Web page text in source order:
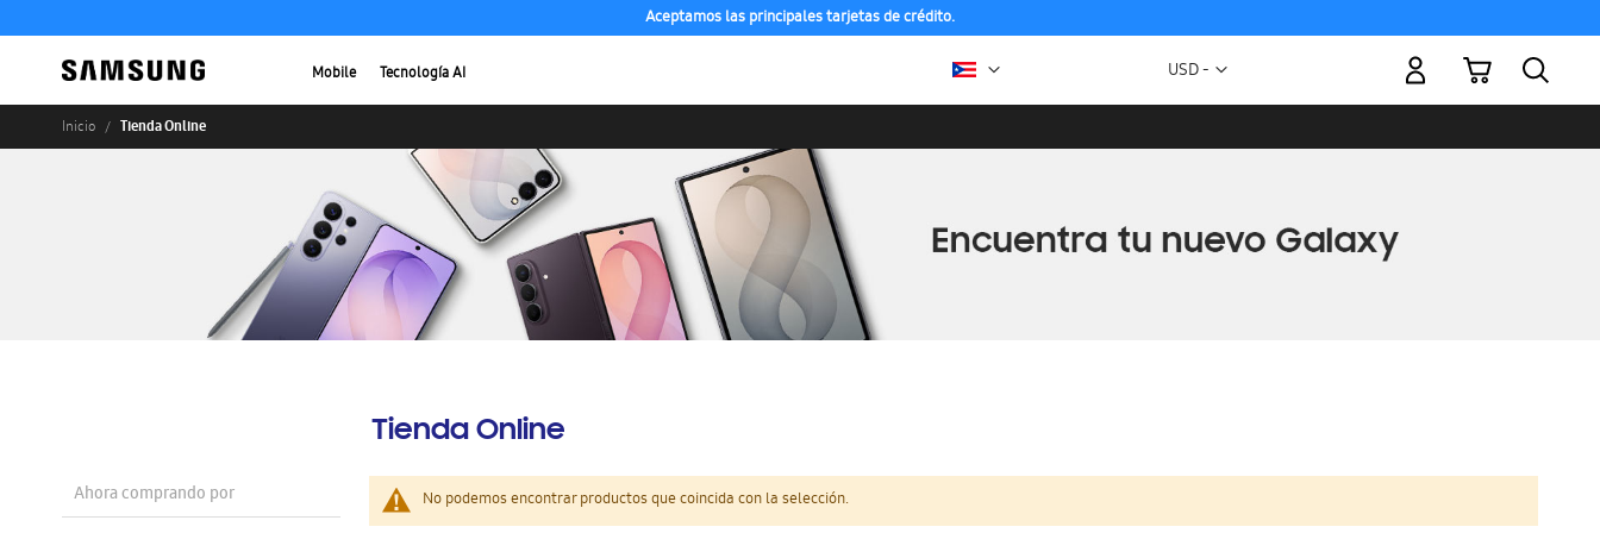
Aceptamos las principales tarjetas de crédito.
Mobile Tecnología AI Moneda
USD -
Mi carrito
Inicio Tienda Online
Tienda Online
No podemos encontrar productos que coincida con la selección.
Ahora comprando por